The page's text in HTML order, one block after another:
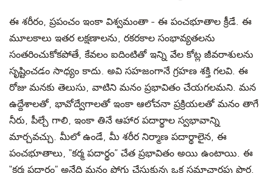
ఈ శరీరం, ప్రపంచం ఇంకా విశ్వమంతా - ఈ పంచభూతాల క్రీడే. ఈ
మూలకాలు ఇతర లక్షణాలను, రకరకాల సంభావ్యతలను
సంతరించుకోకపోతే, కేవలం ఐదింటితో ఇన్ని వేల కోట్ల జీవరాశులను
సృష్టించడం సాధ్యం కాదు. అవి సహజంగానే గ్రహణ శక్తి గలవి. ఈ
రోజు మనకు తెలుసు, వాటిని మనం ప్రభావితం చేయగలమని. మన
ఉద్దేశాలతో, భావోద్వేగాలతో ఇంకా ఆలోచనా ప్రక్రియలతో మనం తాగే
నీరు, పీల్చే గాలి, ఇంకా తినే ఆహార పదార్థాల స్వభావాన్ని
మార్చవచ్చు. మీలో ఉండే, మీ శరీర నిర్మాణ పదార్థాలైన, ఈ
పంచభూతాలు, “కర్మ పదార్థం” చేత ప్రభావితం అయి ఉంటాయి. ఈ
“కర్మ పదార్థం” అనేది మనం పోగు చేసుకున్న ఒక సమాచారపు పొర.